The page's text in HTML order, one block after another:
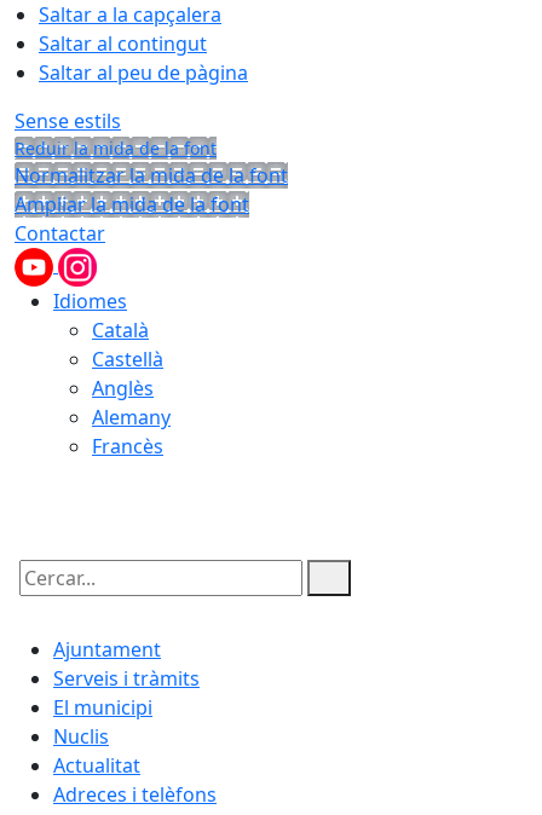
Saltar a la capçalera
Saltar al contingut
Saltar al peu de pàgina
Sense estils
Reduir la mida de la font
Normalitzar la mida de la font
Ampliar la mida de la font
Contactar
Idiomes
Català
Castellà
Anglès
Alemany
Francès
Cercar:
Ajuntament
Serveis i tràmits
El municipi
Nuclis
Actualitat
Adreces i telèfons